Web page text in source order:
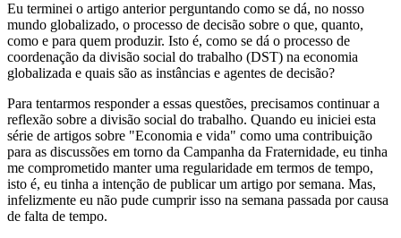
Eu terminei o artigo anterior perguntando como se dá, no nosso
mundo globalizado, o processo de decisão sobre o que, quanto,
como e para quem produzir. Isto é, como se dá o processo de
coordenação da divisão social do trabalho (DST) na economia
globalizada e quais são as instâncias e agentes de decisão?
Para tentarmos responder a essas questões, precisamos continuar a
reflexão sobre a divisão social do trabalho. Quando eu iniciei esta
série de artigos sobre "Economia e vida" como uma contribuição
para as discussões em torno da Campanha da Fraternidade, eu tinha
me comprometido manter uma regularidade em termos de tempo,
isto é, eu tinha a intenção de publicar um artigo por semana. Mas,
infelizmente eu não pude cumprir isso na semana passada por causa
de falta de tempo.